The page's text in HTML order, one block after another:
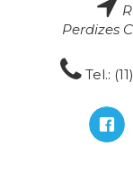
Perdizes
Tel.: